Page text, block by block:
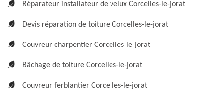
Réparateur installateur de velux Corcelles-le-jorat
Devis réparation de toiture Corcelles-le-jorat
Couvreur charpentier Corcelles-le-jorat
Bâchage de toiture Corcelles-le-jorat
Couvreur ferblantier Corcelles-le-jorat